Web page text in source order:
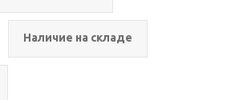
Наличие на складе